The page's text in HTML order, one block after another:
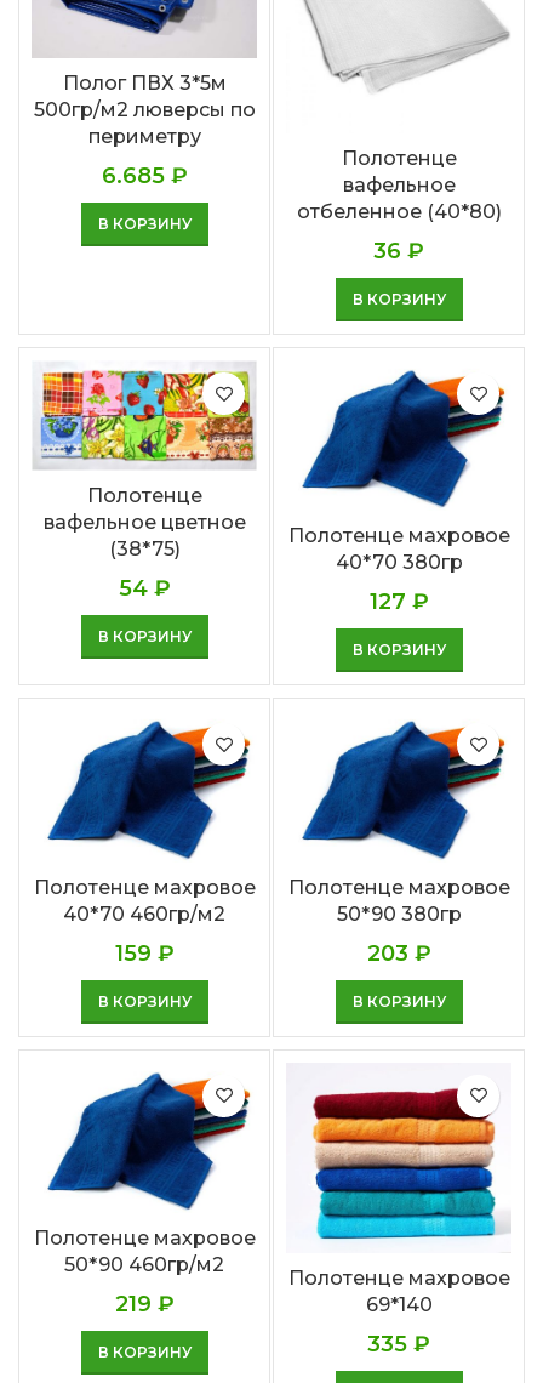
Полог ПВХ 3*5м
500гр/м2 люверсы по
периметру
6.685 ₽
В КОРЗИНУ
Полотенце
вафельное
отбеленное (40*80)
36 ₽
В КОРЗИНУ
Полотенце
вафельное цветное
(38*75)
54 ₽
В КОРЗИНУ
Полотенце махровое
40*70 380гр
127 ₽
В КОРЗИНУ
Полотенце махровое
40*70 460гр/м2
159 ₽
В КОРЗИНУ
Полотенце махровое
50*90 380гр
203 ₽
В КОРЗИНУ
Полотенце махровое
50*90 460гр/м2
219 ₽
В КОРЗИНУ
Полотенце махровое
69*140
335 ₽